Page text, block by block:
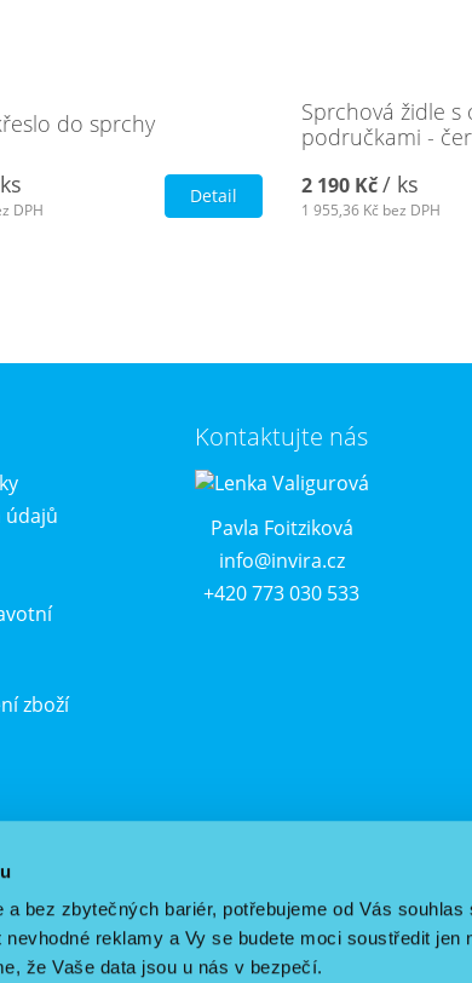
a bez zbytečných bariér, potřebujeme od Vás
reklamy a Vy se budete moci soustředit jen
že Vaše data jsou u nás v bezpečí.
do sprchy
DPH
Detail
Sprchová židle s
područkami -
2 190 Kč/ ks
1 955,36 Kč bez DPH
údajů
zboží
Kontaktujte nás
Pavla Foitziková
info@invira.cz
+420 773 030 533